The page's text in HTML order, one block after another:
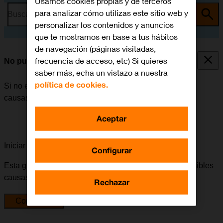
Busca por problema o tema
No puedo realizar llamadas
Si no es posible realizar llamadas, puede haber varias
causas posibles al problema.
Iniciar la guía para solucionar tu problema
Esta guía te va a conducir a través de una serie de posibles
causas y soluciones al problema.
Comenzar
para analizar cómo utilizas este sitio web y
personalizar los contenidos y anuncios
que te mostramos en base a tus hábitos
de navegación (páginas visitadas,
frecuencia de acceso, etc) Si quieres
saber más, echa un vistazo a nuestra
política de cookies.
Configurar
Rechazar
Aceptar